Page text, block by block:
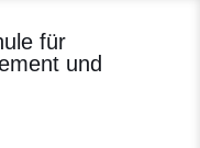
für
und